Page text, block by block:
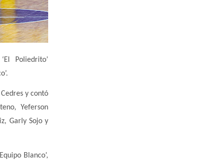
Poliedrito’
y contó
Yeferson
Garly Sojo y
Blanco’,